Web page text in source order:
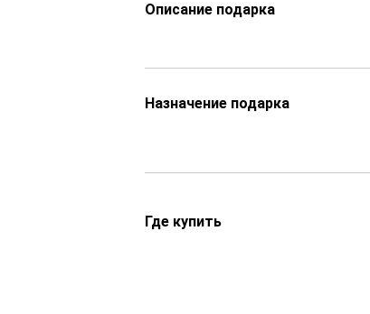
Описание подарка
Назначение подарка
Где купить